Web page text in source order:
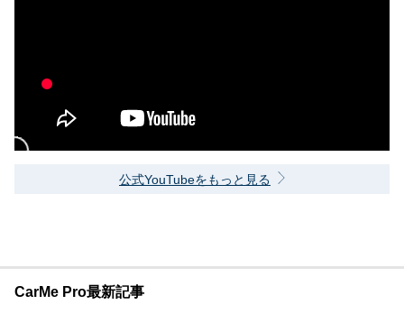
公式YouTubeをもっと見る
CarMe Pro最新記事